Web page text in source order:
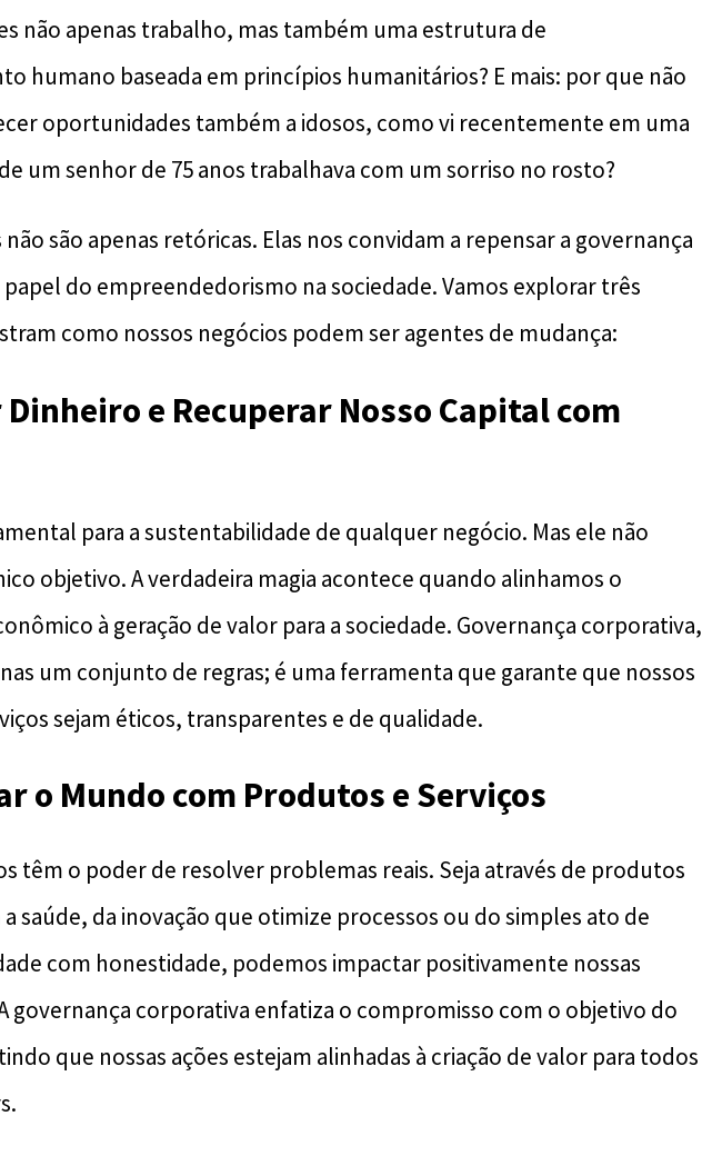
não apenas trabalho, mas também uma estrutura de
humano baseada em princípios humanitários? E mais: por que não
oportunidades também a idosos, como vi recentemente em uma
um senhor de 75 anos trabalhava com um sorriso no rosto?
não são apenas retóricas. Elas nos convidam a repensar a governança
do empreendedorismo na sociedade. Vamos explorar três
como nossos negócios podem ser agentes de mudança:
e Recuperar Nosso Capital com
para a sustentabilidade de qualquer negócio. Mas ele não
objetivo. A verdadeira magia acontece quando alinhamos o
à geração de valor para a sociedade. Governança corporativa,
um conjunto de regras; é uma ferramenta que garante que nossos
sejam éticos, transparentes e de qualidade.
o Mundo com Produtos e Serviços
têm o poder de resolver problemas reais. Seja através de produtos
saúde, da inovação que otimize processos ou do simples ato de
com honestidade, podemos impactar positivamente nossas
governança corporativa enfatiza o compromisso com o objetivo do
que nossas ações estejam alinhadas à criação de valor para todos